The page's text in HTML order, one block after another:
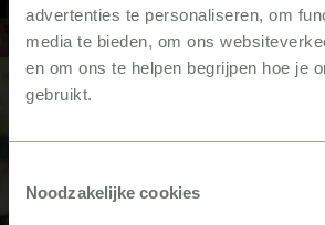
advertenties te personaliseren, om
media te bieden, om ons
en om ons te helpen begrijpen hoe je
gebruikt.
Noodzakelijke cookies
Interview
#Zorg